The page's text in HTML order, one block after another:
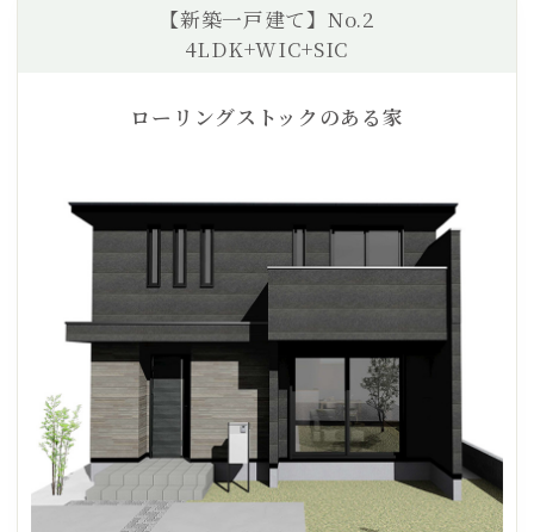
【新築一戸建て】No.2
4LDK+WIC+SIC
ローリングストックのある家